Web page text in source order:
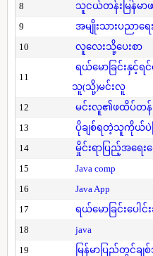
8
သူငယ်တန်းမြန်မာ
9
အမျိုးသားပညာရေ
10
လူလေးသို့ပေးစာ
11
ရယ်မောခြင်းနှင့်ရ
သူ(သို့)မင်းလူ
12 မင်းလူ၏ဖထိပ်တန်
13
ပိုချစ်ရတဲ့သူကိုယ်ပဲဖ
14
မှိုင်းရာပြည့်အရေး
15
Java comp
16
Java App
17
ရယ်မောခြင်းပေါင်
18
java
19
မြန်မာပြည်တွင်ခ